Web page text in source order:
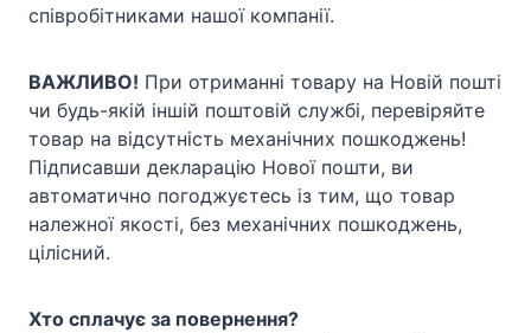
співробітниками нашої компанії.
ВАЖЛИВО! При отриманні товару на Новій пошті
чи будь-якій іншій поштовій службі, перевіряйте
товар на відсутність механічних пошкоджень!
Підписавши декларацію Нової пошти, ви
автоматично погоджуєтесь із тим, що товар
належної якості, без механічних пошкоджень,
цілісний.
Хто сплачує за повернення?